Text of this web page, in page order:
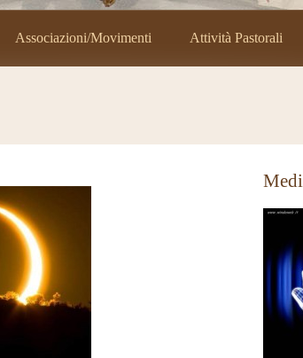
Associazioni/Movimenti Attività Pastorali